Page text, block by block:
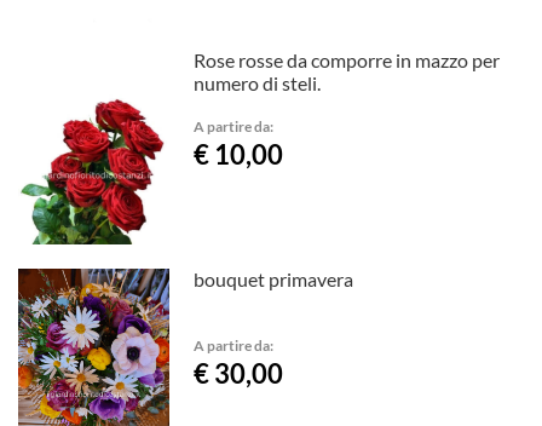
Rose rosse da comporre in mazzo per
numero di steli.
A partire da:
€ 10,00
bouquet primavera
A partire da:
€ 30,00